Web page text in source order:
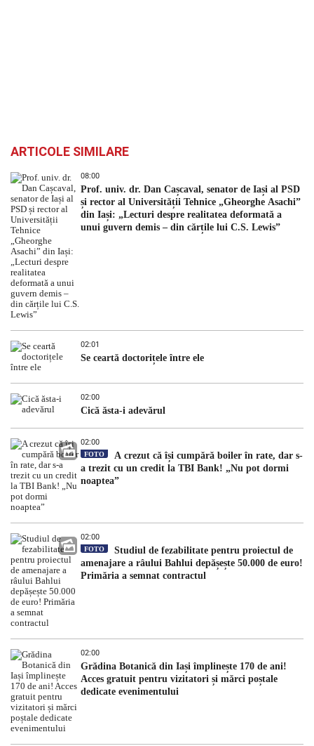
ARTICOLE SIMILARE
08:00
Prof. univ. dr. Dan Cașcaval, senator de Iași al PSD
și rector al Universității Tehnice „Gheorghe Asachi”
din Iași: „Lecturi despre realitatea deformată a
unui guvern demis – din cărțile lui C.S. Lewis”
02:01
Se ceartă doctorițele între ele
02:00
Cică ăsta-i adevărul
02:00
FOTO
A crezut că își cumpără boiler în rate, dar s-
a trezit cu un credit la TBI Bank! „Nu pot dormi
noaptea”
02:00
FOTO
Studiul de fezabilitate pentru proiectul de
amenajare a râului Bahlui depășește 50.000 de euro!
Primăria a semnat contractul
02:00
Grădina Botanică din Iași împlinește 170 de ani!
Acces gratuit pentru vizitatori și mărci poștale
dedicate evenimentului